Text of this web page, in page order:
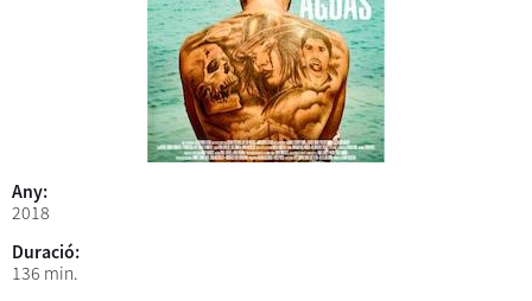
Any:
2018
Duració:
136 min.